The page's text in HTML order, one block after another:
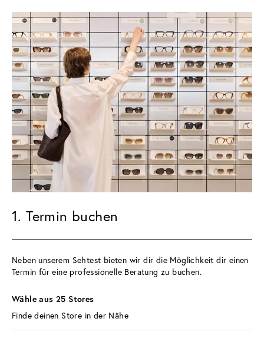
1. Termin buchen
Neben unserem Sehtest bieten wir dir die Möglichkeit dir einen
Termin für eine professionelle Beratung zu buchen.
Wähle aus 25 Stores
Finde deinen Store in der Nähe